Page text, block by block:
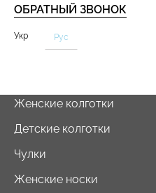
ОБРАТНЫЙ ЗВОНОК
Укр Рус
Женские колготки
Детские колготки
Чулки
Женские носки